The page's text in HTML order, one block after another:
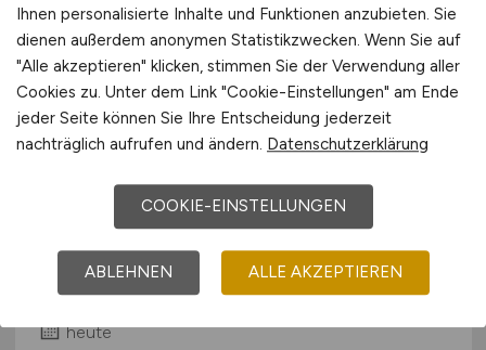
Ortsbaumeister / Stv.
Bauwesen Hoch- und Tiefbau
(m/w/d)
Gemeinde Grafenau
heute
Ihnen personalisierte Inhalte und Funktionen anzubieten. Sie
dienen außerdem anonymen Statistikzwecken. Wenn Sie auf
"Alle akzeptieren" klicken, stimmen Sie der Verwendung aller
Cookies zu. Unter dem Link "Cookie-Einstellungen" am Ende
jeder Seite können Sie Ihre Entscheidung jederzeit
nachträglich aufrufen und ändern. Datenschutzerklärung
COOKIE-EINSTELLUNGEN
ABLEHNEN ALLE AKZEPTIEREN